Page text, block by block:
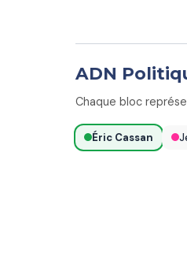
ADN
Chaque bloc
Éric Cassan